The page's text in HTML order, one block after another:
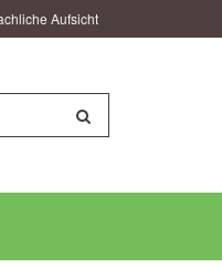
Aufsicht